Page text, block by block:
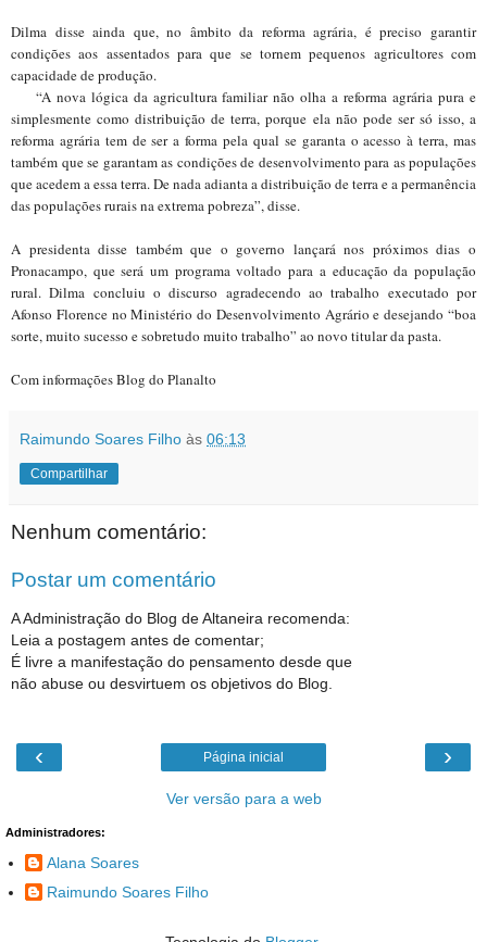
Dilma disse ainda que, no âmbito da reforma agrária, é preciso garantir
condições aos assentados para que se tornem pequenos agricultores com
capacidade de produção.
“A nova lógica da agricultura familiar não olha a reforma agrária pura e
simplesmente como distribuição de terra, porque ela não pode ser só isso, a
reforma agrária tem de ser a forma pela qual se garanta o acesso à terra, mas
também que se garantam as condições de desenvolvimento para as populações
que acedem a essa terra. De nada adianta a distribuição de terra e a permanência
das populações rurais na extrema pobreza”, disse.
A presidenta disse também que o governo lançará nos próximos dias o
Pronacampo, que será um programa voltado para a educação da população
rural. Dilma concluiu o discurso agradecendo ao trabalho executado por
Afonso Florence no Ministério do Desenvolvimento Agrário e desejando “boa
sorte, muito sucesso e sobretudo muito trabalho” ao novo titular da pasta.
Com informações Blog do Planalto
Raimundo Soares Filho às 06:13
Compartilhar
Nenhum comentário:
Postar um comentário
A Administração do Blog de Altaneira recomenda:
Leia a postagem antes de comentar;
É livre a manifestação do pensamento desde que
não abuse ou desvirtuem os objetivos do Blog.
‹ ›
Página inicial
Ver versão para a web
Administradores:
Alana Soares
Raimundo Soares Filho